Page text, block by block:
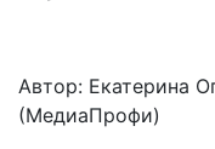
Автор: Екатерина
(МедиаПрофи)